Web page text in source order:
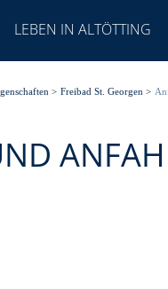
LEBEN IN ALTÖTTING
> Freibad St. Georgen >